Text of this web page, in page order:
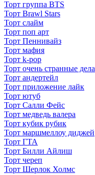
Торт группа BTS
Торт Brawl Stars
Торт слайм
Торт поп арт
Торт Пеннивайз
Торт мафия
Торт k-pop
Торт очень странные дела
Торт андертейл
Торт приложение лайк
Торт ютуб
Торт Салли Фейс
Торт медведь валера
Торт кубик рубик
Торт маршмеллоу диджей
Торт ГТА
Торт Билли Айлиш
Торт череп
Торт Шерлок Холмс